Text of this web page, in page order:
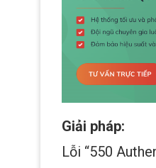
Giải pháp:
Lỗi “550